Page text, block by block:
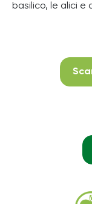
basilico, le alici e